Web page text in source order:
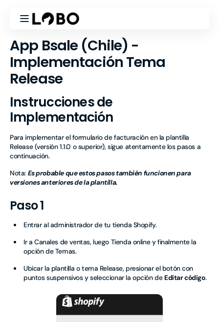
directamente
al contenido
App Bsale (Chile) -
Implementación Tema
Release
Instrucciones de
Implementación
Para implementar el formulario de facturación en la plantilla
Release (versión1.1.0 o superior), sigue atentamente los pasos a
continuación.
Nota: Es probable que estos pasos también funcionen para
versiones anteriores de la plantilla.
Paso 1
Entrar al administrador de tu tienda Shopify.
Ir a Canales de ventas, luego Tienda online y finalmente la
opción de Temas.
Ubicar la plantilla o tema Release, presionar el botón con
puntos suspensivos y seleccionar la opción de Editar código.